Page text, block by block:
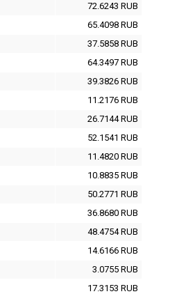
72.6243 RUB
65.4098 RUB
37.5858 RUB
64.3497 RUB
39.3826 RUB
11.2176 RUB
26.7144RUB
52.1541 RUB
11.4820 RUB
10.8835 RUB
50.2771 RUB
36.8680 RUB
48.4754RUB
14.6166 RUB
3.0755 RUB
17.3153 RUB